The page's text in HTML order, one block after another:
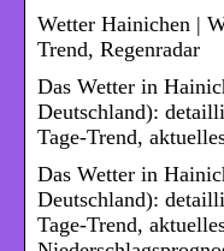
Wetter Hainichen |
Trend, Regenradar
Das Wetter in
Deutschland):
Tage-Trend,
Das Wetter in
Deutschland):
Tage-Trend,